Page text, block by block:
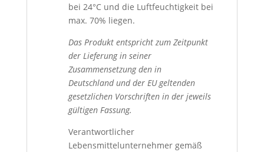
bei 24°C und die Luftfeuchtigkeit bei
max. 70% liegen.
Das Produkt entspricht zum Zeitpunkt
der Lieferung in seiner
Zusammensetzung den in
Deutschland und der EU geltenden
gesetzlichen Vorschriften in der jeweils
gültigen Fassung.
Verantwortlicher
Lebensmittelunternehmer gemäß